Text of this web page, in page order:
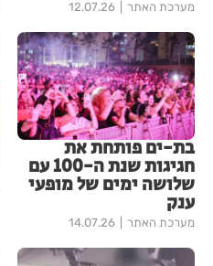
מערכת האתר 12.07.26
בת-ים פותחת את
חגיגות שנת ה-100 עם
שלושה ימים של מופעי
ענק
מערכת האתר 14.07.26